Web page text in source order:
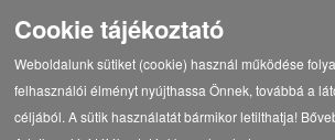
Cookie tájékoztató
Weboldalunk sütiket (cookie) használ működése
felhasználói élményt nyújthassa Önnek, továbbá a
céljából. A sütik használatát bármikor letilthatja!